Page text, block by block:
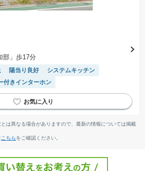
部」歩17分
陽当り良好
システムキッチン
付きインターホン
は異なる場合がありますので、最新の情報については掲載
こちらをご確認ください。